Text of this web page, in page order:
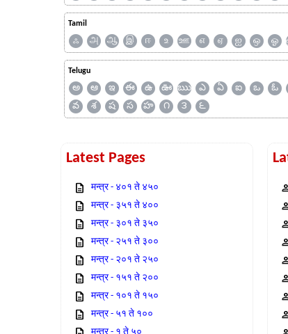
Tamil
ஃ அ ஆ இ ஈ உ ஊ எ ஏ ஐ ஒ ஓ
Telugu
అ ఆ ఇ ఈ ఉ ఊ ఋ ఎ ఏ ఐ ఒ ఓ
వ
శ ష స హ ౧ ౩ ౬
Latest Pages
मन्त्र - ४०१ ते ४५०
मन्त्र - ३५१ ते ४००
मन्त्र - ३०१ ते ३५०
मन्त्र - २५१ ते ३००
मन्त्र - २०१ ते २५०
मन्त्र - १५१ ते २००
मन्त्र - १०१ ते १५०
मन्त्र - ५१ ते १००